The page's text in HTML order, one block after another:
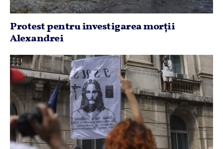
Protest pentru investigarea morţii
Alexandrei